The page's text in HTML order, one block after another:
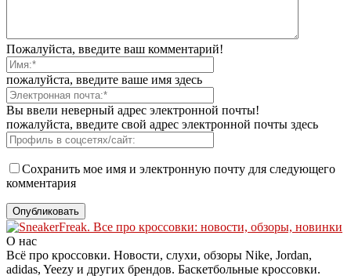
Пожалуйста, введите ваш комментарий!
пожалуйста, введите ваше имя здесь
Вы ввели неверный адрес электронной почты!
пожалуйста, введите свой адрес электронной почты здесь
Сохранить мое имя и электронную почту для следующего
комментария
О нас
Всё про кроссовки. Новости, слухи, обзоры Nike, Jordan,
adidas, Yeezy и других брендов. Баскетбольные кроссовки.